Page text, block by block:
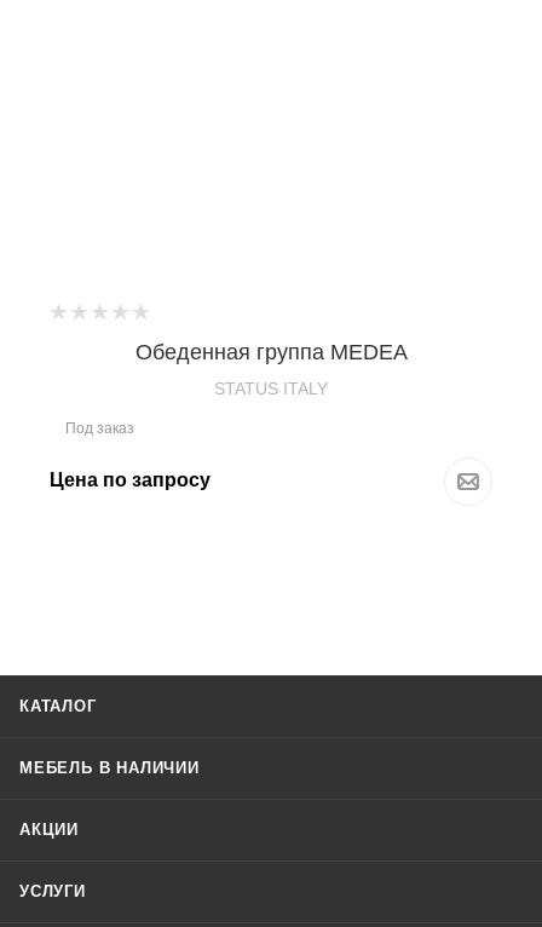
Обеденная группа MEDEA
STATUS ITALY
Под заказ
Цена по запросу
КАТАЛОГ
МЕБЕЛЬ В НАЛИЧИИ
АКЦИИ
УСЛУГИ